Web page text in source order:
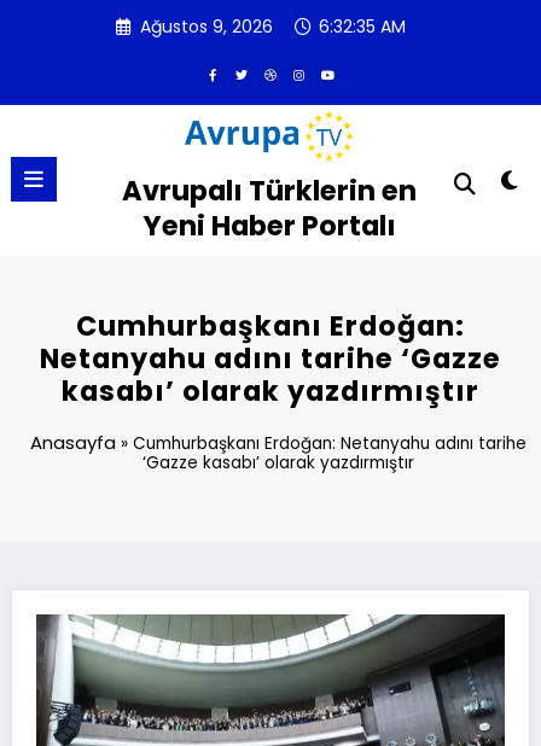
Ağustos 9, 2026 6:32:35 AM
Avrupalı Türklerin en
Yeni Haber Portalı
Cumhurbaşkanı Erdoğan:
Netanyahu adını tarihe ‘Gazze
kasabı’ olarak yazdırmıştır
Anasayfa »Cumhurbaşkanı Erdoğan: Netanyahu adını tarihe
‘Gazze kasabı’ olarak yazdırmıştır